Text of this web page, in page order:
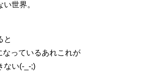
世界。
と
なっているあれこれが
ない(-_-;)